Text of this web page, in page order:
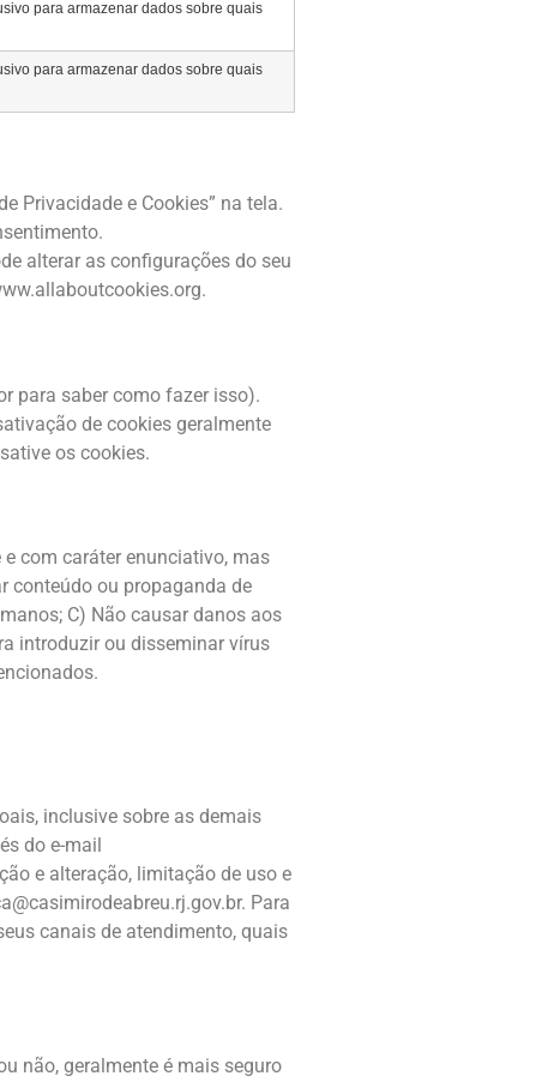
para armazenar dados sobre quais
para armazenar dados sobre quais
Privacidade e Cookies” na tela.
alterar as configurações do seu
para saber como fazer isso).
de cookies geralmente
os cookies.
com caráter enunciativo, mas
conteúdo ou propaganda de
C) Não causar danos aos
introduzir ou disseminar vírus
inclusive sobre as demais
do e-mail
e alteração, limitação de uso e
Para
canais de atendimento, quais
não, geralmente é mais seguro